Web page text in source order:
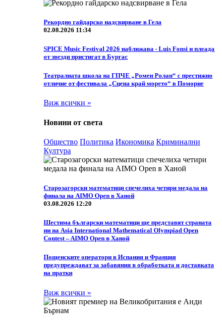
Рекордно гайдарско надсвирване в Гела
02.08.2026 11:34
SPICE Music Festival 2026 наближава - Luis Fonsi и плеада
от звезди пристигат в Бургас
Театралната школа на ГПЧЕ „Ромен Ролан“ с престижно
отличие от фестивала „Сцена край морето“ в Поморие
Виж всички »
Новини от света
Общество Политика Икономика Криминални
Култура
Старозагорски математици спечелиха четири медала на
финала на AIMO Open в Ханой
03.08.2026 12:20
Шестима български математици ще представят страната
ни на Asia International Mathematical Olympiad Open
Contest – AIMO Open в Ханой
Пощенските оператори в Испания и Франция
предупреждават за забавяния в обработката и доставката
на пратки
Виж всички »